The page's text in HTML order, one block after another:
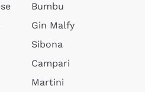
Bumbu
Gin Malfy
Sibona
Campari
Martini